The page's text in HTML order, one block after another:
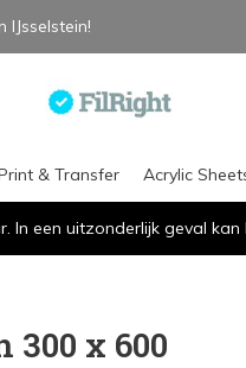
IJsselstein!
& Transfer Acrylic
een uitzonderlijk geval
x 600